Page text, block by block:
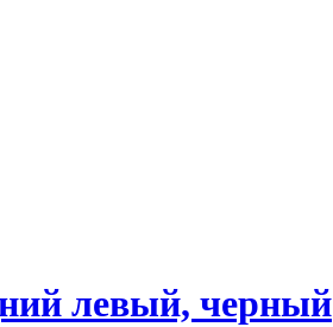
левый, черный